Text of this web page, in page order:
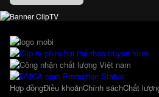
Hợp đồngĐiều khoảnChính sáchChất